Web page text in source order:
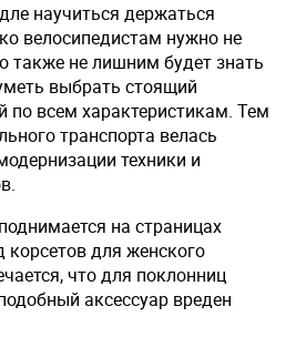
научиться держаться
велосипедистам нужно не
также не лишним будет знать
выбрать стоящий
по всем характеристикам. Тем
транспорта велась
техники и
на страницах
корсетов для женского
что для поклонниц
аксессуар вреден